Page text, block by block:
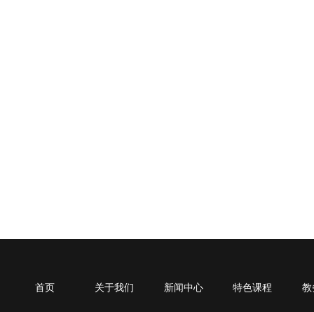
首页 关于我们 新闻中心 特色课程 教